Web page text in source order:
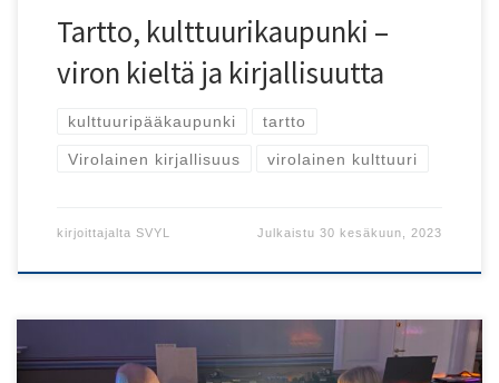
Tartto, kulttuurikaupunki –
viron kieltä ja kirjallisuutta
kulttuuripääkaupunki tartto
Virolainen kirjallisuus virolainen kulttuuri
kirjoittajalta SVYL Julkaistu30 kesäkuun, 2023